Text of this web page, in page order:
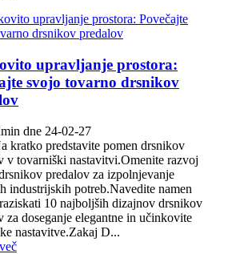
upravljanje prostora:
svojo tovarno drsnikov
dne 24-02-27
kratko predstavite pomen drsnikov
v tovarniški nastavitvi.Omenite razvoj
predalov za izpolnjevanje
industrijskih potreb.Navedite namen
10 najboljših dizajnov drsnikov
za doseganje elegantne in učinkovite
nastavitve.Zakaj D...